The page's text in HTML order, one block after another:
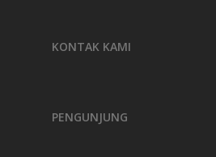
KONTAK KAMI
PENGUNJUNG